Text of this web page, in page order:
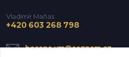
Vladimír Maňas
+420 603 268 798
hosana.vm@seznam.cz